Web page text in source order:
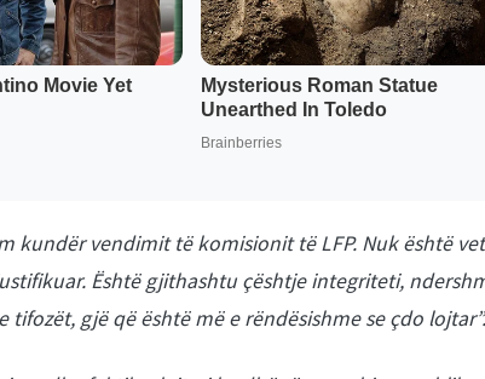
kundër vendimit të komisionit të LFP. Nuk është
Është gjithashtu çështje integriteti,
tifozët, gjë që është më e rëndësishme se çdo lojtar”.